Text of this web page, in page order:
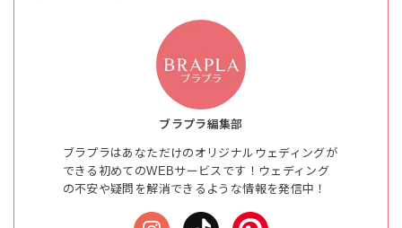
ブラプラ編集部
ブラプラはあなただけのオリジナルウェディングが
できる初めてのWEBサービスです！ウェディング
の不安や疑問を解消できるような情報を発信中！